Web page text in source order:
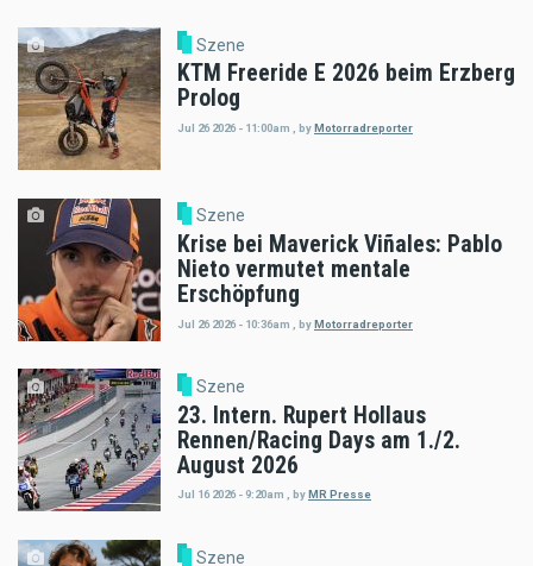
Szene
KTM Freeride E 2026 beim Erzberg
Prolog
Jul 26 2026 - 11:00am byMotorradreporter
Szene
Krise bei Maverick Viñales: Pablo
Nieto vermutet mentale
Erschöpfung
Jul 26 2026 - 10:36am byMotorradreporter
Szene
23. Intern. Rupert Hollaus
Rennen/Racing Days am 1./2.
August 2026
Jul 16 2026 - 9:20am , byMR Presse
Szene